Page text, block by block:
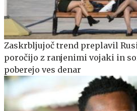
Zaskrbljujoč trend preplavil
poročijo z ranjenimi vojaki in
poberejo ves denar